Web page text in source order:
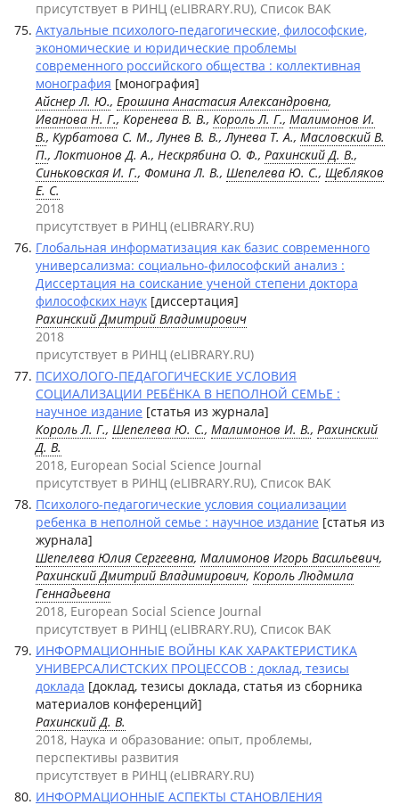
присутствует в РИНЦ (eLIBRARY.RU), Список ВАК
Актуальные психолого-педагогические, философские,
экономические и юридические проблемы
современного российского общества : коллективная
монография [монография]
Айснер Л. Ю., Ерошина Анастасия Александровна,
Иванова Н. Г., Коренева В. В., Король Л. Г., Малимонов И.
В., Курбатова С. М., Лунев В. В., Лунева Т. А., Масловский В.
П., Локтионов Д. А., Нескрябина О. Ф., Рахинский Д. В.,
Синьковская И. Г., Фомина Л. В., Шепелева Ю. С., Щебляков
Е. С.
2018
присутствует в РИНЦ (eLIBRARY.RU)
Глобальная информатизация как базис современного
универсализма: социально-философский анализ :
Диссертация на соискание ученой степени доктора
философских наук [диссертация]
Рахинский Дмитрий Владимирович
2018
присутствует в РИНЦ (eLIBRARY.RU)
ПСИХОЛОГО-ПЕДАГОГИЧЕСКИЕ УСЛОВИЯ
СОЦИАЛИЗАЦИИ РЕБЁНКА В НЕПОЛНОЙ СЕМЬЕ :
научное издание [статья из журнала]
Король Л. Г., Шепелева Ю. С., Малимонов И. В., Рахинский
Д. В.
2018, European Social Science Journal
присутствует в РИНЦ (eLIBRARY.RU), Список ВАК
Психолого-педагогические условия социализации
ребенка в неполной семье : научное издание [статья из
журнала]
Шепелева Юлия Сергеевна, Малимонов Игорь Васильевич,
Рахинский Дмитрий Владимирович, Король Людмила
Геннадьевна
2018, European Social Science Journal
присутствует в РИНЦ (eLIBRARY.RU), Список ВАК
ИНФОРМАЦИОННЫЕ ВОЙНЫ КАК ХАРАКТЕРИСТИКА
УНИВЕРСАЛИСТСКИХ ПРОЦЕССОВ : доклад, тезисы
доклада [доклад, тезисы доклада, статья из сборника
материалов конференций]
Рахинский Д. В.
2018, Наука и образование: опыт, проблемы,
перспективы развития
присутствует в РИНЦ (eLIBRARY.RU)
ИНФОРМАЦИОННЫЕ АСПЕКТЫ СТАНОВЛЕНИЯ